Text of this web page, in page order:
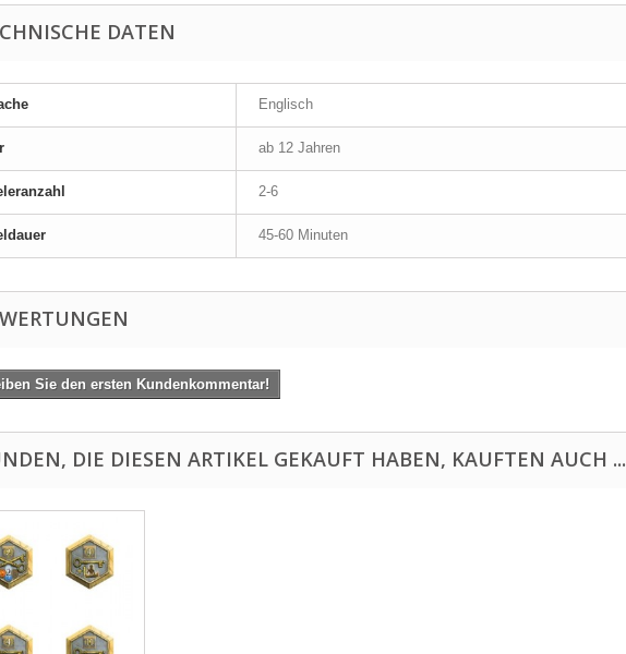
DATEN
Englisch
ab 12 Jahren
2-6
45-60 Minuten
Sie den ersten Kundenkommentar!
DIE DIESEN ARTIKEL GEKAUFT HABEN, KAUFTEN AUCH ...